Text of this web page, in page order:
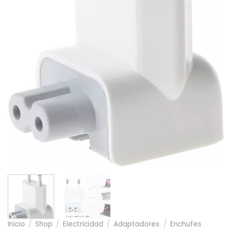
Inicio / Shop / Electricidad / Adaptadores / Enchufes